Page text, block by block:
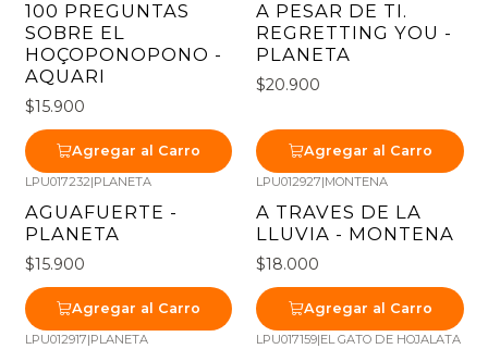
100 PREGUNTAS
SOBRE EL
HOÇOPONOPONO -
AQUARI
$15.900
Agregar al Carro
A PESAR DE TI.
REGRETTING YOU -
PLANETA
$20.900
Agregar al Carro
LPU017232|PLANETA
AGUAFUERTE -
PLANETA
$15.900
Agregar al Carro
LPU012927|MONTENA
A TRAVES DE LA
LLUVIA - MONTENA
$18.000
Agregar al Carro
LPU012917|PLANETA LPU017159|EL GATO DE HOJALATA